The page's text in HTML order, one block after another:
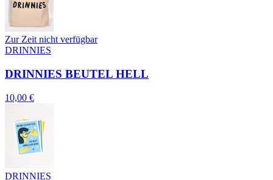
Zur Zeit nicht verfügbar
DRINNIES
DRINNIES BEUTEL HELL
10,00 €
DRINNIES